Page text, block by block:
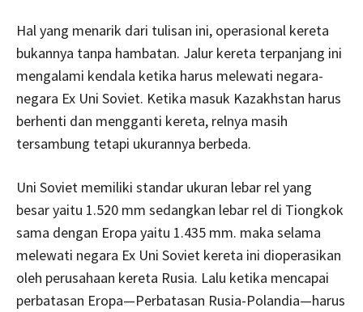
Hal yang menarik dari tulisan ini, operasional kereta
bukannya tanpa hambatan. Jalur kereta terpanjang ini
mengalami kendala ketika harus melewati negara-
negara Ex Uni Soviet. Ketika masuk Kazakhstan harus
berhenti dan mengganti kereta, relnya masih
tersambung tetapi ukurannya berbeda.
Uni Soviet memiliki standar ukuran lebar rel yang
besar yaitu 1.520 mm sedangkan lebar rel di Tiongkok
sama dengan Eropa yaitu 1.435 mm. maka selama
melewati negara Ex Uni Soviet kereta ini dioperasikan
oleh perusahaan kereta Rusia. Lalu ketika mencapai
perbatasan Eropa—Perbatasan Rusia-Polandia—harus